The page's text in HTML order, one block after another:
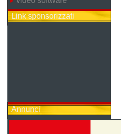
Link sponsorizzati
Annunci